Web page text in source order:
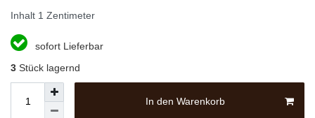
Inhalt 1 Zentimeter
sofort Lieferbar
3 Stück lagernd
In den Warenkorb